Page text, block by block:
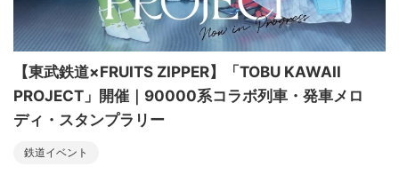
【東武鉄道×FRUITS ZIPPER】「TOBU KAWAII
PROJECT」開催｜90000系コラボ列車・発車メロ
ディ・スタンプラリー
鉄道イベント